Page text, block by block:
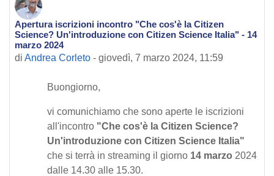
Apertura iscrizioni incontro "Che cos'è la Citizen
Science? Un'introduzione con Citizen Science Italia" - 14
marzo 2024
di Andrea Corleto - giovedì, 7 marzo 2024, 11:59
Numero di risposte: 0
Buongiorno,
vi comunichiamo che sono aperte le iscrizioni
all'incontro "Che cos'è la Citizen Science?
Un'introduzione con Citizen Science Italia"
che si terrà in streaming il giorno 14 marzo 2024
dalle 14.30 alle 15.30.